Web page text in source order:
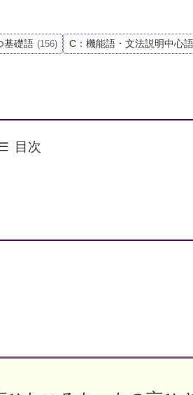
基礎語 (156) C：機能語・文法説明中心語
目次